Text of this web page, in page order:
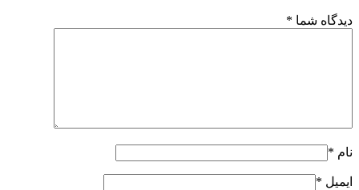
دیدگاه شما *
نام *
ایمیل *